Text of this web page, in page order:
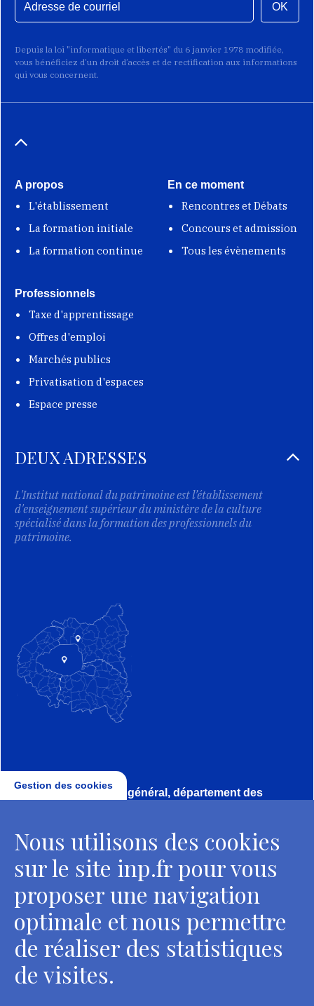
OK
Depuis la loi "informatique et libertés" du 6 janvier 1978 modifiée,
vous bénéficiez d’un droit d’accès et de rectification aux informations
qui vous concernent.
A propos
L'établissement
La formation initiale
La formation continue
En ce moment
Rencontres et Débats
Concours et admission
Tous les évènements
Professionnels
Taxe d'apprentissage
Offres d'emploi
Marchés publics
Privatisation d'espaces
Espace presse
DEUX ADRESSES
L'Institut national du patrimoine est l’établissement
d'enseignement supérieur du ministère de la culture
spécialisé dans la formation des professionnels du
patrimoine.
Direction, secrétariat général, département des
2 rue Vivienne - 75002 Paris
Tél. : + 33 1 44 41 16 41
Contacts
Département des restaurateurs
124 rue Henri Barbusse - 93300 Aubervilliers
Gestion des cookies
Nous utilisons des cookies
sur le site inp.fr pour vous
proposer une navigation
optimale et nous permettre
de réaliser des statistiques
de visites.